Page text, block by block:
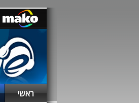
ראשי